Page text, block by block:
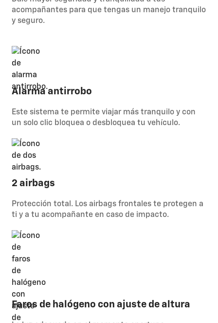
acompañantes para que tengas un manejo tranquilo
y seguro.
Alarma antirrobo
Este sistema te permite viajar más tranquilo y con
un solo clic bloquea o desbloquea tu vehículo.
2 airbags
Protección total. Los airbags frontales te protegen a
ti y a tu acompañante en caso de impacto.
Faros de halógeno con ajuste de altura